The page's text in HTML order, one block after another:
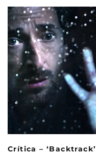
Crítica – ‘Backtrack’